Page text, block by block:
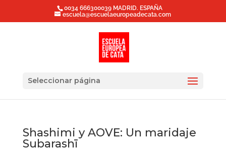
0034 666300039 MADRID. ESPAÑA
escuela@escuelaeuropeadecata.com
Seleccionar página
Shashimi y AOVE: Un maridaje
Subarashī